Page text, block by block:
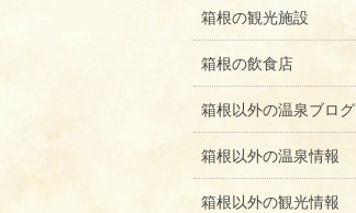
箱根の観光施設
箱根の飲食店
箱根以外の温泉ブログ
箱根以外の温泉情報
箱根以外の観光情報